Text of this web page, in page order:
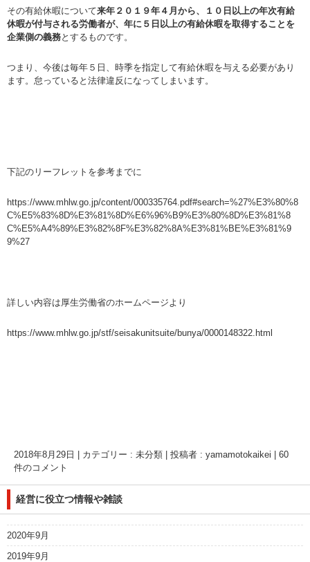
その有給休暇について来年２０１９年４月から、１０日以上の年次有給
休暇が付与される労働者が、年に５日以上の有給休暇を取得することを
企業側の義務とするものです。
つまり、今後は毎年５日、時季を指定して有給休暇を与える必要があり
ます。怠っていると法律違反になってしまいます。
下記のリーフレットを参考までに
https://www.mhlw.go.jp/content/000335764.pdf#search=%27%E3%80%8
C%E5%83%8D%E3%81%8D%E6%96%B9%E3%80%8D%E3%81%8
C%E5%A4%89%E3%82%8F%E3%82%8A%E3%81%BE%E3%81%9
9%27
詳しい内容は厚生労働省のホームページより
https://www.mhlw.go.jp/stf/seisakunitsuite/bunya/0000148322.html
2018年8月29日 カテゴリー : 未分類 投稿者 : yamamotokaikei
60
件のコメント
経営に役立つ情報や雑談
2020年9月
2019年9月